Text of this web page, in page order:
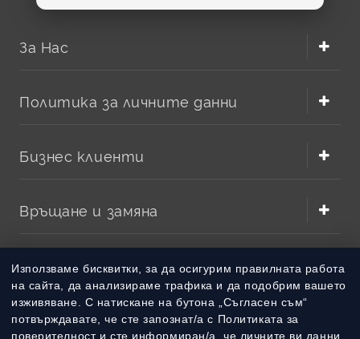
Използваме бисквитки, за да осигурим правилната работа
на сайта, да анализираме трафика и да подобрим вашето
изживяване. С натискане на бутона „Съгласен съм“
потвърждавате, че сте запознат/а с Политиката за
поверителност и сте информиран/а, че личните ви данни
За Нас
Политика за личните данни
Бизнес клиенти
Връщане и замяна
Методи на плащане
Методи на доставка